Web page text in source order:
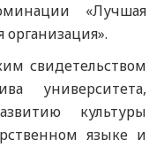
«Лучшая
организация».
свидетельством
университета,
культуры
языке и